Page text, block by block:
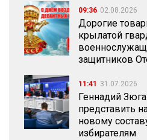
09:36 02.08.2026
Дорогие
крылатой
защитников
11:41 31.07.2026
Геннадий
представить
новому
избирателям